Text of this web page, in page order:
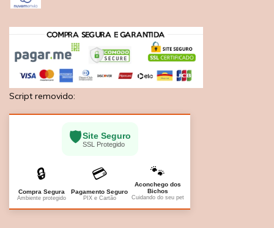
Script removido:
🛡️Site Seguro
SSL Protegido
🔒
Compra Segura
Ambiente protegido
💳
Pagamento Seguro
PIX e Cartão
🐾
Aconchego dos
Bichos
Cuidando do seu pet